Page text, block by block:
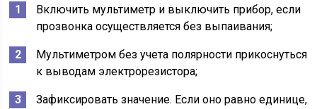
Включить мультиметр и выключить прибор, если
прозвонка осуществляется без выпаивания;
Мультиметром без учета полярности прикоснуться
к выводам электрорезистора;
Зафиксировать значение. Если оно равно единице,